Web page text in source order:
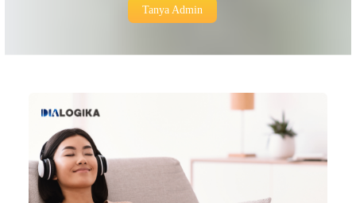
Tanya Admin